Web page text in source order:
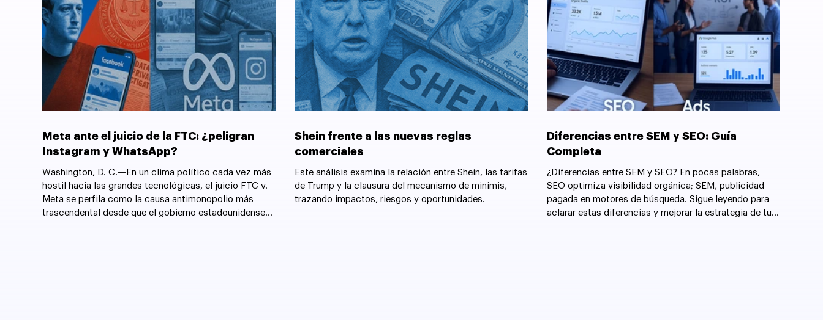
Meta ante el juicio de la FTC: ¿peligran
Instagram y WhatsApp?
Washington, D. C.—En un clima político cada vez más
hostil hacia las grandes tecnológicas, el juicio FTC v.
Meta se perfila como la causa antimonopolio más
trascendental desde que el gobierno estadounidense
Shein frente a las nuevas reglas
comerciales
Este análisis examina la relación entre Shein, las tarifas
de Trump y la clausura del mecanismo de minimis,
trazando impactos, riesgos y oportunidades.
Diferencias entre SEM y SEO: Guía
Completa
¿Diferencias entre SEM y SEO? En pocas palabras,
SEO optimiza visibilidad orgánica; SEM, publicidad
pagada en motores de búsqueda. Sigue leyendo para
aclarar estas diferencias y mejorar la estrategia de tu